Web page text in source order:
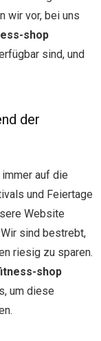
wir vor, bei uns
shop
sind, und
der
auf die
und Feiertage
Website
sind bestrebt,
riesig zu sparen.
shop
um diese